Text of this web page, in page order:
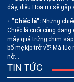
đây, diều Họa mi sẽ
- “Chiếc lá”: Những
Chiếc lá cuối cùng
mấy quả trứng chim
bố mẹ kịp trở về? Mà
nở…
TIN TỨC